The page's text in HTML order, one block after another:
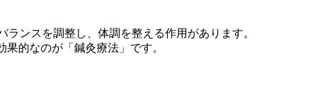
ンスを調整し、体調を整える作用があります。
的なのが「鍼灸療法」です。